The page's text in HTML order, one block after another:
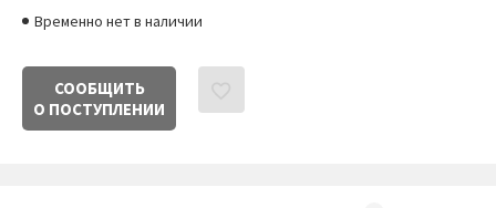
Временно нет в наличии
СООБЩИТЬ
О ПОСТУПЛЕНИИ